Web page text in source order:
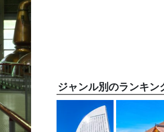
ジャンル別のランキン